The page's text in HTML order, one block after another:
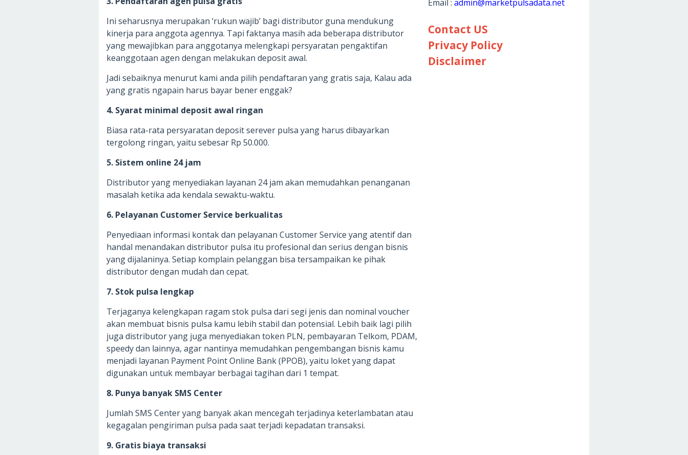
Ini seharusnya merupakan ‘rukun wajib’ bagi distributor guna mendukung
kinerja para anggota agennya. Tapi faktanya masih ada beberapa distributor
yang mewajibkan para anggotanya melengkapi persyaratan pengaktifan
keanggotaan agen dengan melakukan deposit awal.
Jadi sebaiknya menurut kami anda pilih pendaftaran yang gratis saja, Kalau ada
yang gratis ngapain harus bayar bener enggak?
4. Syarat minimal deposit awal ringan
Biasa rata-rata persyaratan deposit serever pulsa yang harus dibayarkan
tergolong ringan, yaitu sebesar Rp 50.000.
5. Sistem online 24 jam
Distributor yang menyediakan layanan 24 jam akan memudahkan penanganan
masalah ketika ada kendala sewaktu-waktu.
6. Pelayanan Customer Service berkualitas
Penyediaan informasi kontak dan pelayanan Customer Service yang atentif dan
handal menandakan distributor pulsa itu profesional dan serius dengan bisnis
yang dijalaninya. Setiap komplain pelanggan bisa tersampaikan ke pihak
distributor dengan mudah dan cepat.
7. Stok pulsa lengkap
Terjaganya kelengkapan ragam stok pulsa dari segi jenis dan nominal voucher
akan membuat bisnis pulsa kamu lebih stabil dan potensial. Lebih baik lagi pilih
juga distributor yang juga menyediakan token PLN, pembayaran Telkom, PDAM,
speedy dan lainnya, agar nantinya memudahkan pengembangan bisnis kamu
menjadi layanan Payment Point Online Bank (PPOB), yaitu loket yang dapat
digunakan untuk membayar berbagai tagihan dari 1 tempat.
8. Punya banyak SMS Center
Jumlah SMS Center yang banyak akan mencegah terjadinya keterlambatan atau
kegagalan pengiriman pulsa pada saat terjadi kepadatan transaksi.
9. Gratis biaya transaksi
Email : admin@marketpulsadata.net
Contact US
Privacy Policy
Disclaimer